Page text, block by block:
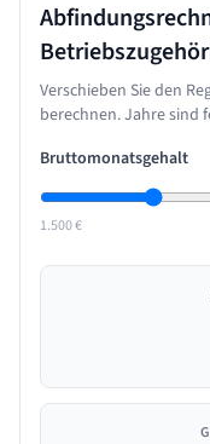
Verschieben Sie den
berechnen. Jahre sind
Bruttomonatsgehalt
1.500 €